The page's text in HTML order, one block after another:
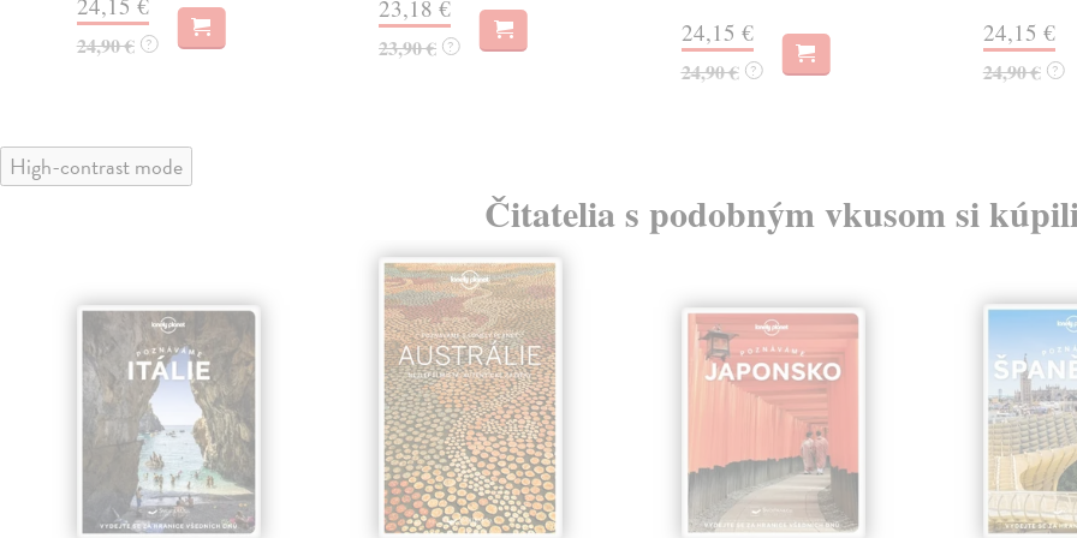
24,90 € ?
23,18 €
23,90 € ? 24,15 €
24,90 € ?
24,15 €
24,90 € ?
High-contrast mode
Čitatelia s podobným vkusom si